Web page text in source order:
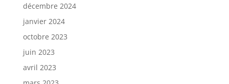
décembre 2024
janvier 2024
octobre 2023
juin 2023
avril 2023